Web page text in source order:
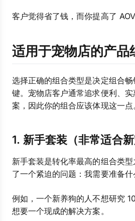
客户觉得省了钱，而你提高了 AOV
适用于宠物店的产品
选择正确的组合类型是决定组合
键。宠物店客户通常追求便利、
案，因此你的组合应该体现这一点
1. 新手套装（非常适合新
新手套装是转化率最高的组合类
了一个紧迫的问题：我需要准备什
例如，一个新养狗的人不想研究
想要一个现成的解决方案。